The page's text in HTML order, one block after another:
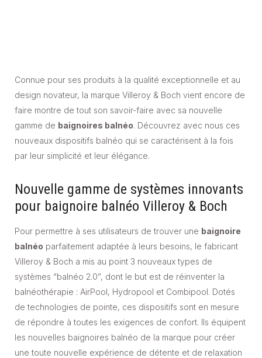
Connue pour ses produits à la qualité exceptionnelle et au
design novateur, la marque Villeroy & Boch vient encore de
faire montre de tout son savoir-faire avec sa nouvelle
gamme de baignoires balnéo. Découvrez avec nous ces
nouveaux dispositifs balnéo qui se caractérisent à la fois
par leur simplicité et leur élégance.
Nouvelle gamme de systèmes innovants
pour baignoire balnéo Villeroy & Boch
Pour permettre à ses utilisateurs de trouver une baignoire
balnéo parfaitement adaptée à leurs besoins, le fabricant
Villeroy & Boch a mis au point 3 nouveaux types de
systèmes “balnéo 2.0”, dont le but est de réinventer la
balnéothérapie : AirPool, Hydropool et Combipool. Dotés
de technologies de pointe, ces dispositifs sont en mesure
de répondre à toutes les exigences de confort. Ils équipent
les nouvelles baignoires balnéo de la marque pour créer
une toute nouvelle expérience de détente et de relaxation